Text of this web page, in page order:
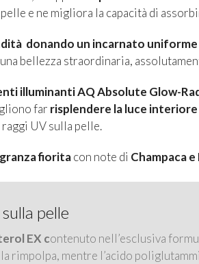
e ne migliora la capacità di
donando un incarnato
bellezza straordinaria,
illuminanti AQ Absolute Glow-
far risplendere la luce interiore
UV sulla pelle.
fioritacon note di Champaca
pelle
EX contenuto nell’esclusiva
rimpolpa, mentre l’acido